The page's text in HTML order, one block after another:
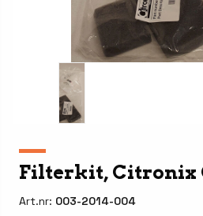
Filterkit, Citronix
Art.nr: 003-2014-004